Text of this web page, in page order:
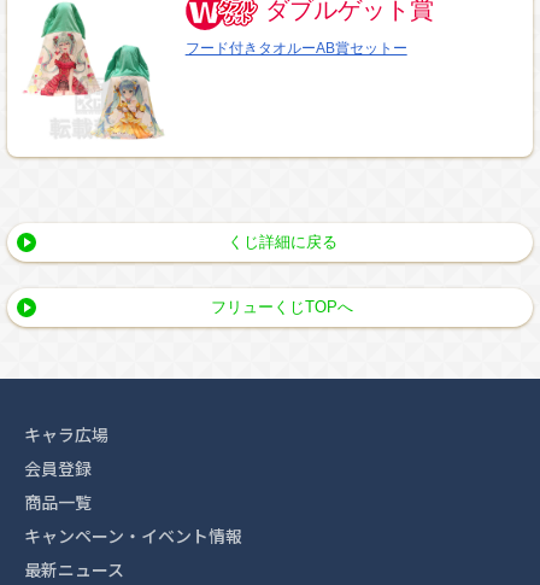
ダブルゲット賞
フード付きタオルーAB賞セットー
くじ詳細に戻る
フリューくじTOPへ
キャラ広場
会員登録
商品一覧
キャンペーン・イベント情報
最新ニュース